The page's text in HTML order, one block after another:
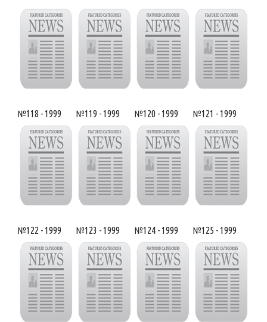
№118 - 1999 №119 - 1999 №120 - 1999 №121 - 1999
№122 - 1999 №123 - 1999 №124 - 1999 №125 - 1999